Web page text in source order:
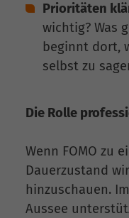
Prioritäten
wichtig? Was
beginnt dort,
selbst zu
Die Rolle
Wenn FOMO zu
Dauerzustand
hinzuschauen.
Aussee